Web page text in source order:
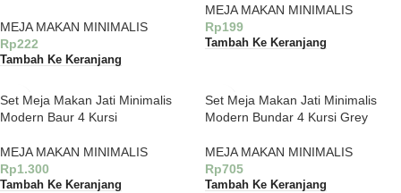
MEJA MAKAN MINIMALIS
Rp222
Tambah Ke Keranjang
MEJA MAKAN MINIMALIS
Rp199
Tambah Ke Keranjang
Set Meja Makan Jati Minimalis
Modern Baur 4 Kursi
MEJA MAKAN MINIMALIS
Rp1.300
Tambah Ke Keranjang
Set Meja Makan Jati Minimalis
Modern Bundar 4 Kursi Grey
MEJA MAKAN MINIMALIS
Rp705
Tambah Ke Keranjang